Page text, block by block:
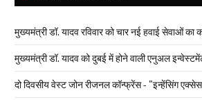
मुख्यमंत्री डॉ. यादव रविवार को चार नई हवाई सेवाओं का
मुख्यमंत्री डॉ. यादव को दुबई में होने वाली एनुअल
दो दिवसीय वेस्ट जोन रीजनल कॉन्फ्रेंस - "इन्हेंसिंग